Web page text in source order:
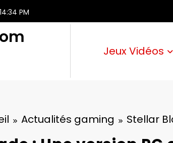
PM
Jeux Vidéos
Actualités gaming Stellar